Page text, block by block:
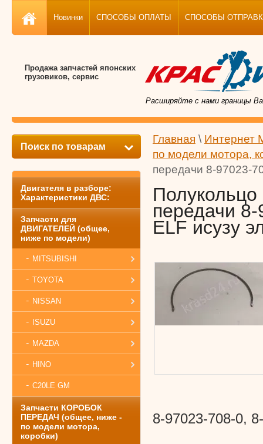
Новинки СПОСОБЫ ОПЛАТЫ СПОСОБЫ ОТПРАВКИ,
Продажа запчастей японских
грузовиков, сервис
Расширяйте с нами границы
Поиск по товарам
Двигателя в разборе:
Характеристики ДВС:
Запчасти для
ДВИГАТЕЛЕЙ (общее,
ниже по модели)
MITSUBISHI
TOYOTA
NISSAN
ISUZU
MAZDA
HINO
C20LE GM
Запчасти КОРОБОК
ПЕРЕДАЧ (общее, ниже -
по модели мотора,
коробки)
Главная \ Интернет
по модели мотора,
передачи 8-97023-
передачи
ELF исузу
8-97023-708-0,